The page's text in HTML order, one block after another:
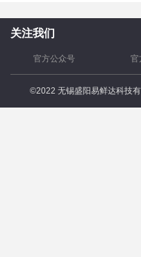
关注我们
官方公众号 官
©2022 无锡盛阳易鲜达科技